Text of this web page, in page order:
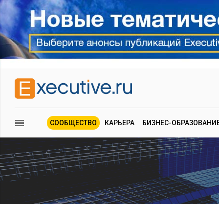
СООБЩЕСТВО КАРЬЕРА БИЗНЕС-